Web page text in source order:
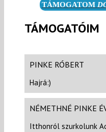
TÁMOGATOM
TÁMOGATÓIM
PINKE RÓBERT
Hajrá:)
NÉMETHNÉ PINKE
Itthonról szurkolunk